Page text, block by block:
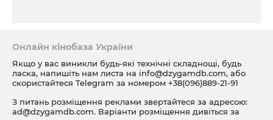
Онлайн кінобаза України
Якщо у вас виникли будь-які технічні складнощі, будь
ласка, напишіть нам листа на info@dzygamdb.com, або
скористайтеся Telegram за номером +38(096)889-21-91
З питань розміщення реклами звертайтеся за адресою:
ad@dzygamdb.com. Варіанти розміщення дивіться за